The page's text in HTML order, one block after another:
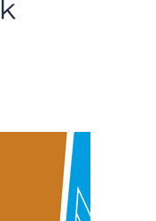
nola egin
hirugarrenen cookie-
eta